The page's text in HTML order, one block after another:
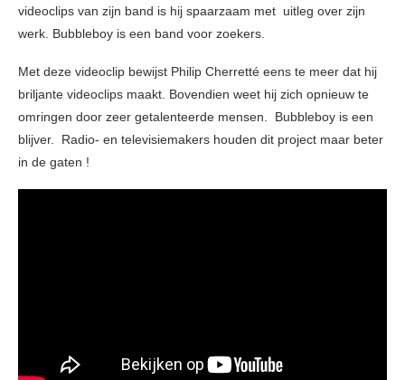
videoclips van zijn band is hij spaarzaam met uitleg over zijn
werk. Bubbleboy is een band voor zoekers.
Met deze videoclip bewijst Philip Cherretté eens te meer dat hij
briljante videoclips maakt. Bovendien weet hij zich opnieuw te
omringen door zeer getalenteerde mensen. Bubbleboy is een
blijver. Radio- en televisiemakers houden dit project maar beter
in de gaten !